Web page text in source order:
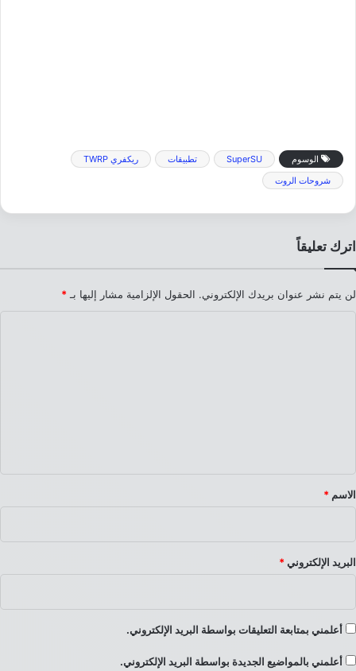
الوسوم SuperSU تطبيقات
ريكفري TWRP
شروحات الروت
اترك تعليقاً
لن يتم نشر عنوان بريدك الإلكتروني. الحقول الإلزامية مشار إليها بـ *
*
الاسم *
البريد الإلكتروني *
أعلمني بمتابعة التعليقات بواسطة البريد الإلكتروني.
أعلمني بالمواضيع الجديدة بواسطة البريد الإلكتروني.